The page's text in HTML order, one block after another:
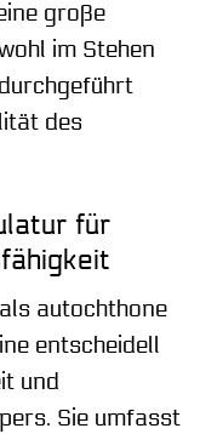
große
im Stehen
des
für
autochthone
entscheidell
und
Sie umfasst